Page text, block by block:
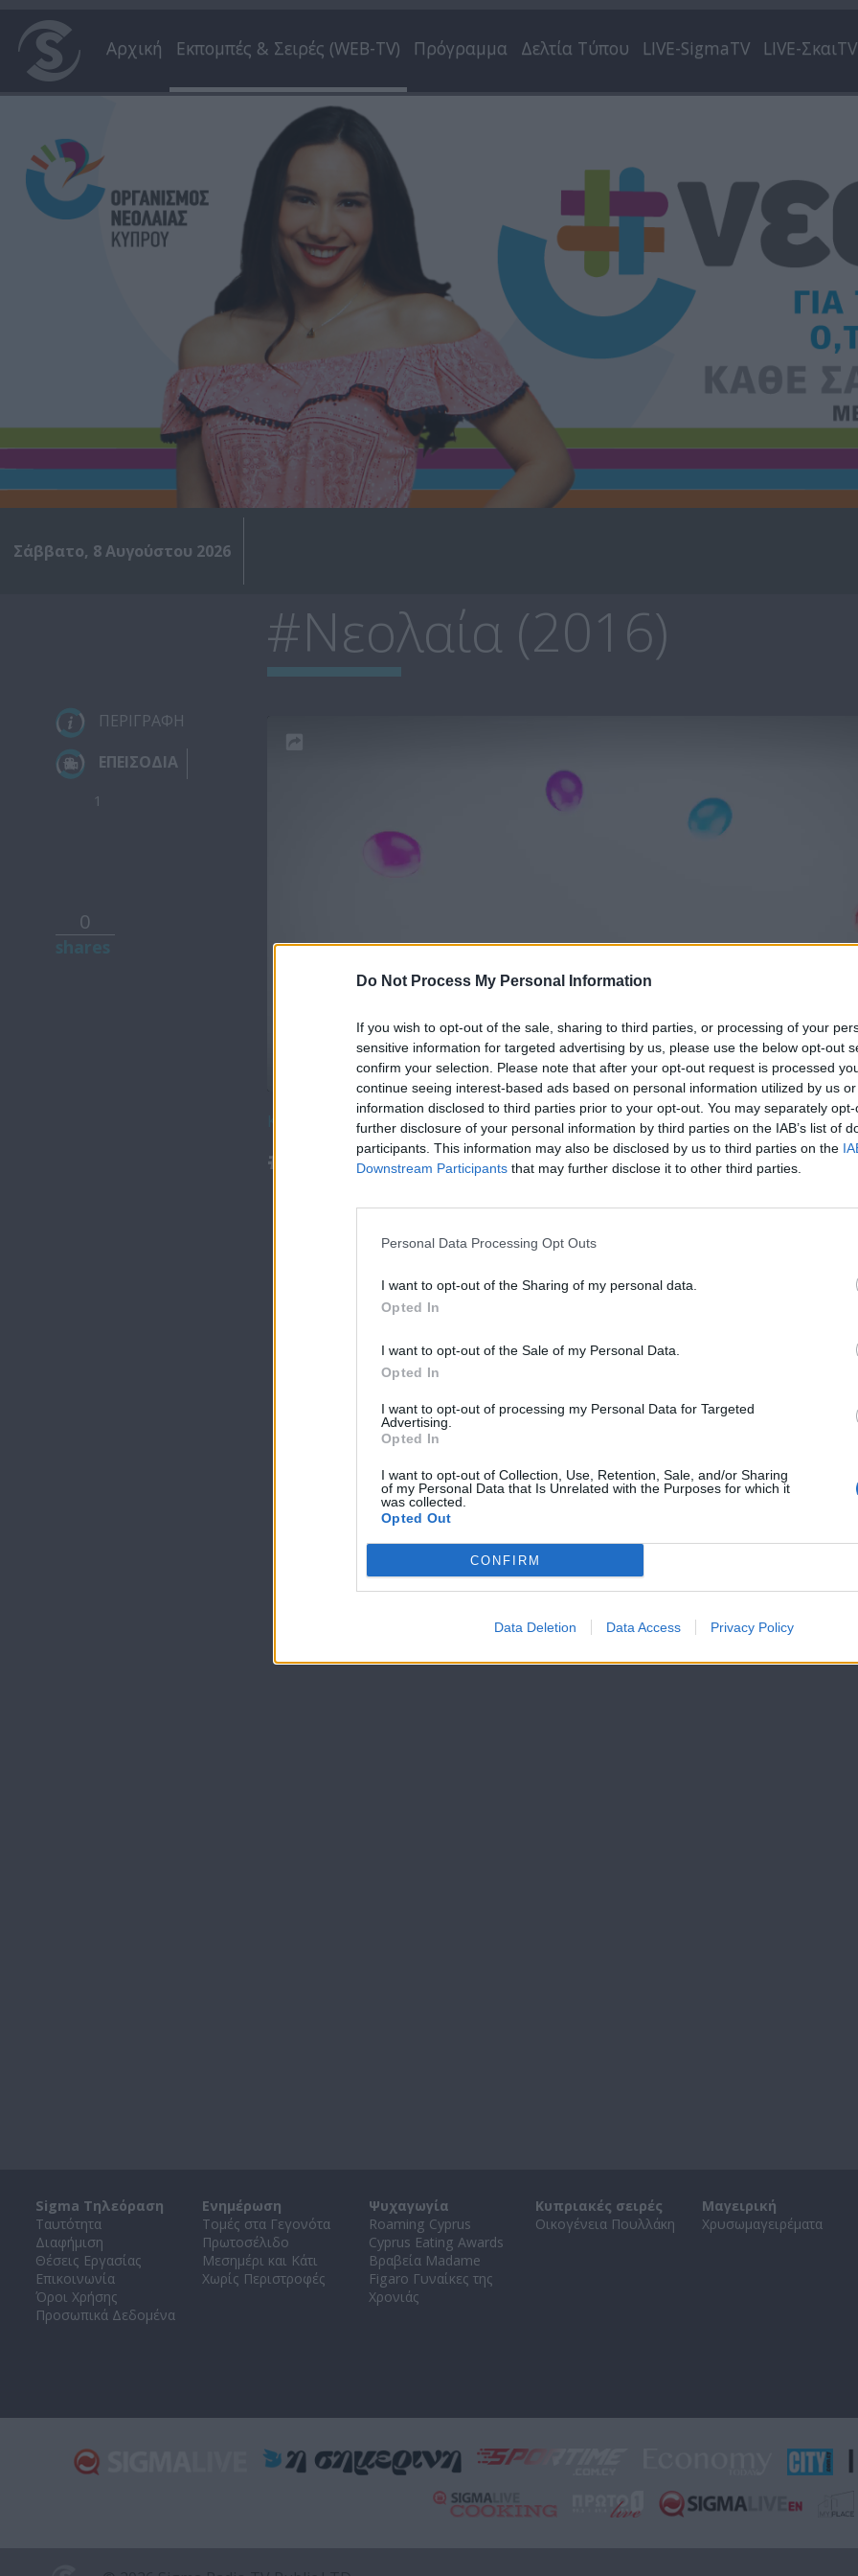
Do Not Process My Personal Information
If you wish to opt-out of the sale, sharing to third parties, or processing of your
sensitive information for targeted advertising by us, please use the below opt-out
confirm your selection. Please note that after your opt-out request is processed
continue seeing interest-based ads based on personal information utilized by us
information disclosed to third parties prior to your opt-out. You may separately
further disclosure of your personal information by third parties on the IAB’s list of
participants. This information may also be disclosed by us to third parties on the
Downstream Participants that may further disclose it to other third parties.
Personal Data Processing Opt Outs
I want to opt-out of the Sharing of my personal data.
Opted In
I want to opt-out of the Sale of my Personal Data.
Opted In
I want to opt-out of processing my Personal Data for Targeted
Advertising.
Opted In
I want to opt-out of Collection, Use, Retention, Sale, and/or Sharing
of my Personal Data that Is Unrelated with the Purposes for which it
was collected.
Opted Out
CONFIRM
Data Deletion Data Access Privacy Policy
Αρχική Εκπομπές & Σειρές (WEB-TV) Πρόγραμμα Δελτία Τύπου LIVE-SigmaTV LIVE-ΣκαιTV
Σάββατο, 8 Αυγούστου 2026
#Νεολαία (2016)
ΠΕΡΙΓΡΑΦΗ
ΕΠΕΙΣΟΔΙΑ
1
0
00:00 04:42
Κατέβασε το
#Νεολαία επ.33
Sigma Τηλεόραση
Ταυτότητα
Διαφήμιση
Θέσεις Εργασίας
Επικοινωνία
Όροι Χρήσης
Προσωπικά Δεδομένα
Ενημέρωση
Τομές στα Γεγονότα
Πρωτοσέλιδο
Μεσημέρι και Κάτι
Χωρίς Περιστροφές
Ψυχαγωγία
Roaming Cyprus
Cyprus Eating Awards
Βραβεία Madame
Figaro Γυναίκες της
Χρονιάς
Κυπριακές σειρές
Οικογένεια Πουλλάκη
Μαγειρική
Χρυσωμαγειρέματα